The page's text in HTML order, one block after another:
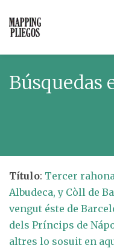
Búsquedas
Título: Tercer
Albudeca, y Còll de
vengut éste de
dels Príncips de
altres lo sosuit en